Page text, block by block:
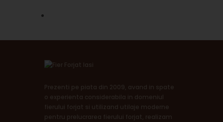
Prezenti pe piata din 2009, avand in spate
o experienta considerabila in domeniul
fierului forjat si utilizand utilaje moderne
pentru prelucrarea fierului forjat, realizam